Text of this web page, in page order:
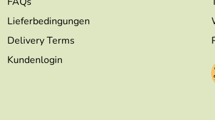
Lieferbedingungen
Delivery Terms
Kundenlogin